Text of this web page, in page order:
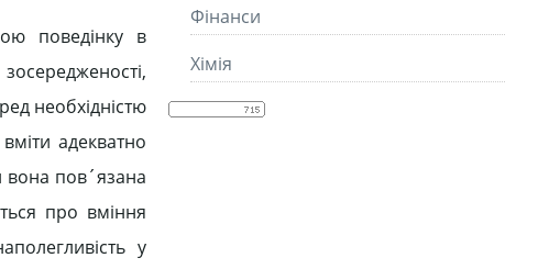
поведінку в
необхідністю
адекватно
вона пов´язана
про вміння
у
Фінанси
Хімія